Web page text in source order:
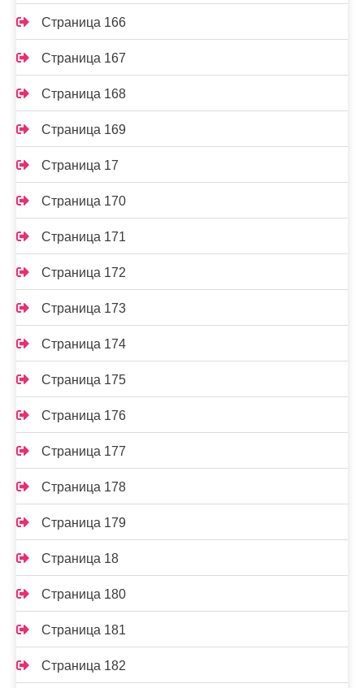
Страница 166
Страница 167
Страница 168
Страница 169
Страница 17
Страница 170
Страница 171
Страница 172
Страница 173
Страница 174
Страница 175
Страница 176
Страница 177
Страница 178
Страница 179
Страница 18
Страница 180
Страница 181
Страница 182